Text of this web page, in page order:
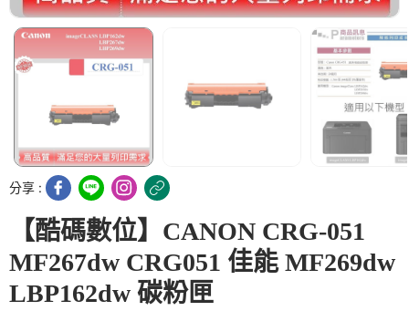
分享 :
【酷碼數位】CANON CRG-051
MF267dw CRG051 佳能 MF269dw
LBP162dw 碳粉匣